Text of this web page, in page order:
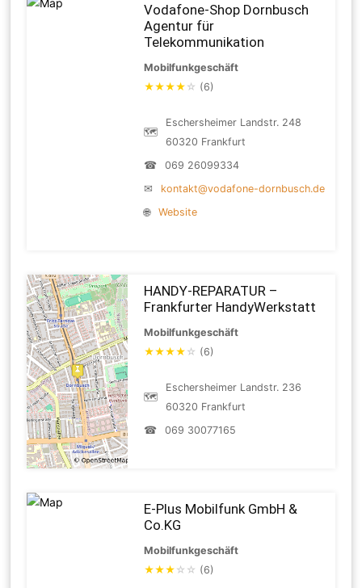
Vodafone-Shop Dornbusch
Agentur für
Telekommunikation
Mobilfunkgeschäft
★★★★ ☆ (6)
🗺
Eschersheimer Landstr. 248
60320 Frankfurt
☎
069 26099334
✉
kontakt@vodafone-dornbusch.de
🌐
Website
HANDY-REPARATUR –
Frankfurter HandyWerkstatt
Mobilfunkgeschäft
★★★★ ☆ (6)
🗺
Eschersheimer Landstr. 236
60320 Frankfurt
☎
069 30077165
E-Plus Mobilfunk GmbH &
Co.KG
Mobilfunkgeschäft
★★★ ☆ ☆ (6)